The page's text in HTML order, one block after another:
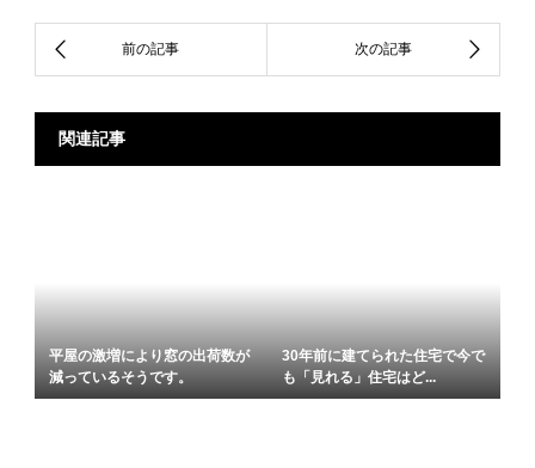
関連記事
平屋の激増により窓の出荷数が
減っているそうです。
30年前に建てられた住宅で今で
も「見れる」住宅はど...